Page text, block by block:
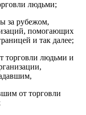
людьми;
за рубежом,
помогающих
и так далее;
торговли людьми и
от торговли